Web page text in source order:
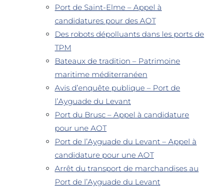
Port de Saint-Elme – Appel à
candidatures pour des AOT
Des robots dépolluants dans les ports de
TPM
Bateaux de tradition – Patrimoine
maritime méditerranéen
Avis d’enquête publique – Port de
l’Ayguade du Levant
Port du Brusc – Appel à candidature
pour une AOT
Port de l’Ayguade du Levant – Appel à
candidature pour une AOT
Arrêt du transport de marchandises au
Port de l’Ayguade du Levant